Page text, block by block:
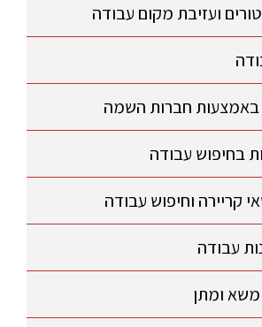
ועזיבת מקום עבודה
באמצעות חברות השמה
בחיפוש עבודה
קריירה וחיפוש עבודה
עבודה
משא ומתן